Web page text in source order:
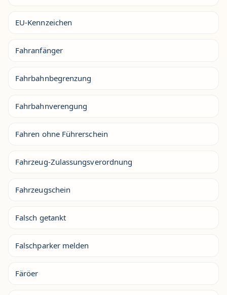
EU-Kennzeichen
Fahranfänger
Fahrbahnbegrenzung
Fahrbahnverengung
Fahren ohne Führerschein
Fahrzeug-Zulassungsverordnung
Fahrzeugschein
Falsch getankt
Falschparker melden
Färöer